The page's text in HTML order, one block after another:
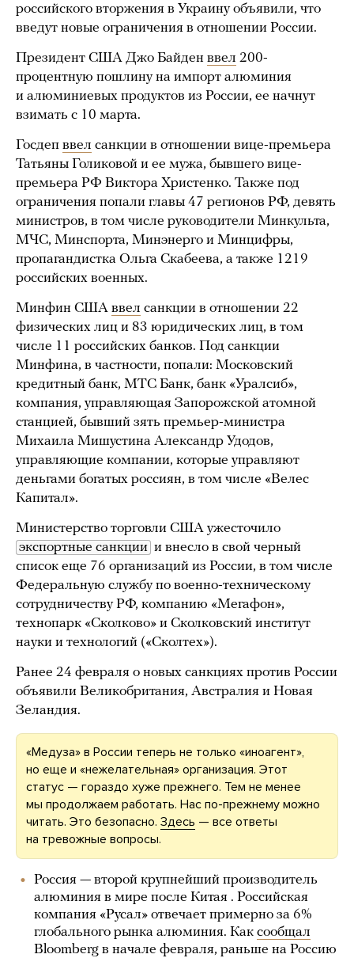
российского вторжения в Украину объявили, что
введут новые ограничения в отношении России.
Президент США Джо Байден ввел 200-
процентную пошлину на импорт алюминия
и алюминиевых продуктов из России, ее начнут
взимать с 10 марта.
Госдеп ввел санкции в отношении вице-премьера
Татьяны Голиковой и ее мужа, бывшего вице-
премьера РФ Виктора Христенко. Также под
ограничения попали главы 47 регионов РФ, девять
министров, в том числе руководители Минкульта,
МЧС, Минспорта, Минэнерго и Минцифры,
пропагандистка Ольга Скабеева, а также 1219
российских военных.
Минфин США ввел санкции в отношении 22
физических лиц и 83 юридических лиц, в том
числе 11 российских банков. Под санкции
Минфина, в частности, попали: Московский
кредитный банк, МТС Банк, банк «Уралсиб»,
компания, управляющая Запорожской атомной
станцией, бывший зять премьер-министра
Михаила Мишустина Александр Удодов,
управляющие компании, которые управляют
деньгами богатых россиян, в том числе «Велес
Капитал».
Министерство торговли США ужесточило
экспортные санкции и внесло в свой черный
список еще 76 организаций из России, в том числе
Федеральную службу по военно-техническому
сотрудничеству РФ, компанию «Мегафон»,
технопарк «Сколково» и Сколковский институт
науки и технологий («Сколтех»).
Ранее 24 февраля о новых санкциях против России
объявили Великобритания, Австралия и Новая
Зеландия.
«Медуза» в России теперь не только «иноагент»,
но еще и «нежелательная» организация. Этот
статус — гораздо хуже прежнего. Тем не менее
мы продолжаем работать. Нас по-прежнему можно
читать. Это безопасно. Здесь — все ответы
на тревожные вопросы.
Россия — второй крупнейший производитель
алюминия в мире после Китая . Российская
компания «Русал» отвечает примерно за 6%
глобального рынка алюминия. Как сообщал
Bloomberg в начале февраля, раньше на Россию